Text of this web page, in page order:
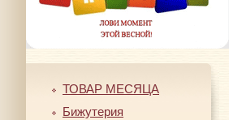
ТОВАР МЕСЯЦА
Бижутерия